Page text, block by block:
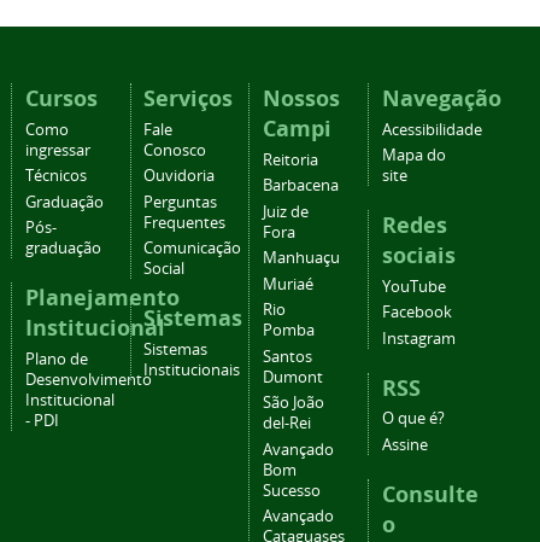
Cursos
Como
ingressar
Técnicos
Graduação
Pós-
graduação
Planejamento
Institucional
Plano de
Desenvolvimento
Institucional
- PDI
Serviços
Fale
Conosco
Ouvidoria
Perguntas
Frequentes
Comunicação
Social
Sistemas
Sistemas
Institucionais
Nossos
Campi
Reitoria
Barbacena
Juiz de
Fora
Manhuaçu
Muriaé
Rio
Pomba
Santos
Dumont
São João
del-Rei
Avançado
Bom
Sucesso
Avançado
Cataguases
Navegação
Acessibilidade
Mapa do
site
Redes
sociais
YouTube
Facebook
Instagram
RSS
O que é?
Assine
Consulte
o